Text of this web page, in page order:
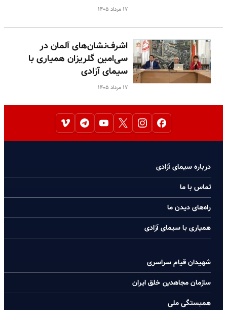
۱۷ مرداد ۱۴۰۵
اشرف‌نشان‌های آلمان در
سی‌امین گلریزان همیاری با
سیمای آزادی
۱۷ مرداد ۱۴۰۵
درباره سیمای آزادی
تماس با ما
راه‌های دیدن ما
همیاری با سیمای آزادی
شهیدان قیام سراسری
سازمان مجاهدین خلق ایران
همبستگی ملی